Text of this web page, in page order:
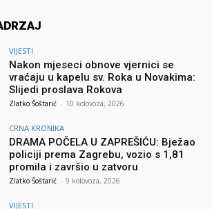
VIJESTI
Nakon mjeseci obnove vjernici se
vraćaju u kapelu sv. Roka u Novakima:
Slijedi proslava Rokova
Zlatko Šoštarić - 10 kolovoza, 2026
CRNA KRONIKA
DRAMA POČELA U ZAPREŠIĆU: Bježao
policiji prema Zagrebu, vozio s 1,81
promila i završio u zatvoru
Zlatko Šoštarić - 9 kolovoza, 2026
VIJESTI